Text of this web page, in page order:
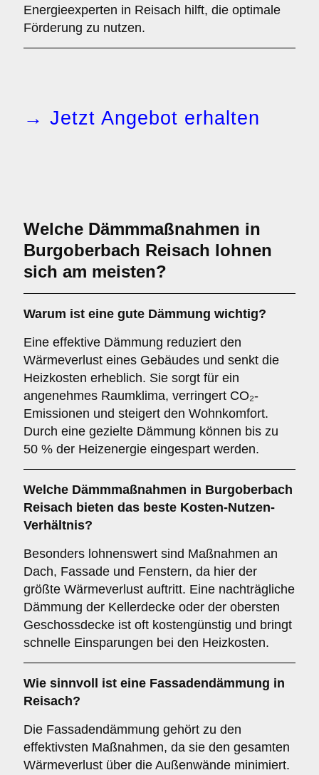
Energieexperten in Reisach hilft, die optimale
Förderung zu nutzen.
→ Jetzt Angebot erhalten
Welche Dämmmaßnahmen in
Burgoberbach Reisach lohnen
sich am meisten?
Warum ist eine gute Dämmung wichtig?
Eine effektive Dämmung reduziert den
Wärmeverlust eines Gebäudes und senkt die
Heizkosten erheblich. Sie sorgt für ein
angenehmes Raumklima, verringert CO₂-
Emissionen und steigert den Wohnkomfort.
Durch eine gezielte Dämmung können bis zu
50 % der Heizenergie eingespart werden.
Welche Dämmmaßnahmen in Burgoberbach
Reisach bieten das beste Kosten-Nutzen-
Verhältnis?
Besonders lohnenswert sind Maßnahmen an
Dach, Fassade und Fenstern, da hier der
größte Wärmeverlust auftritt. Eine nachträgliche
Dämmung der Kellerdecke oder der obersten
Geschossdecke ist oft kostengünstig und bringt
schnelle Einsparungen bei den Heizkosten.
Wie sinnvoll ist eine Fassadendämmung in
Reisach?
Die Fassadendämmung gehört zu den
effektivsten Maßnahmen, da sie den gesamten
Wärmeverlust über die Außenwände minimiert.